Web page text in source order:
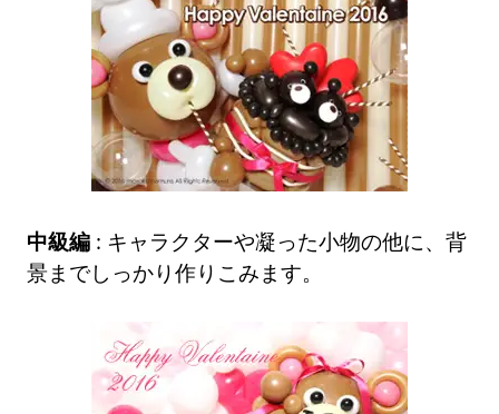
中級編 : キャラクターや凝った小物の他に、背
景までしっかり作りこみます。